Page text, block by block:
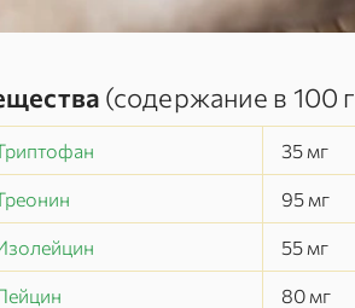
(содержание в 100 г
35 мг
95 мг
55 мг
80 мг